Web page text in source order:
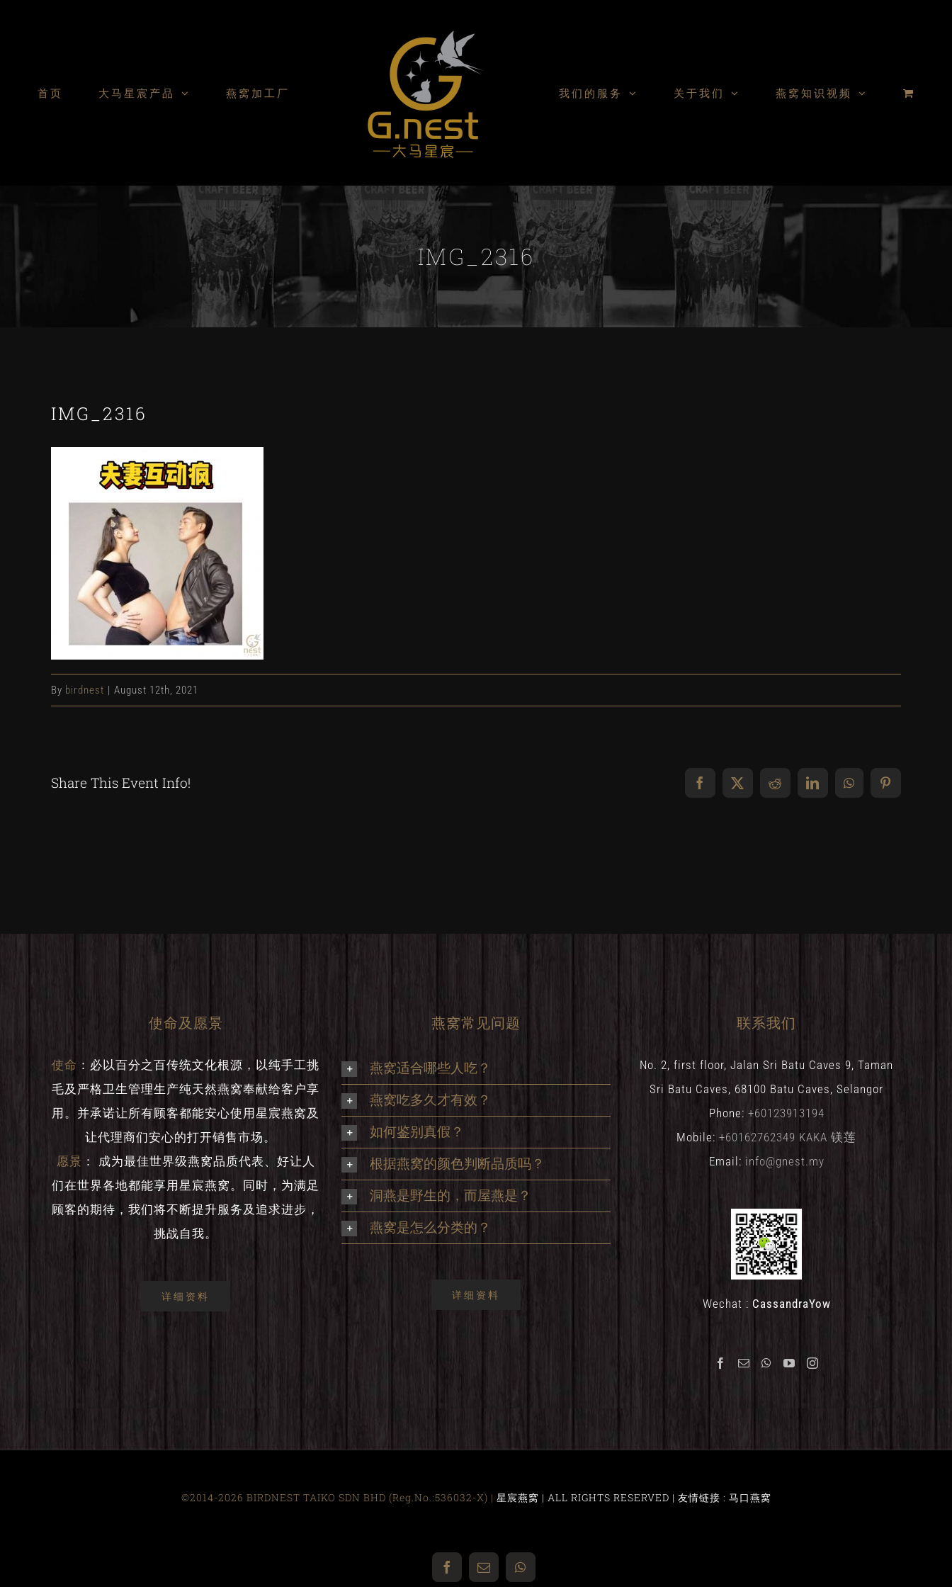
首页 大马星宸产品 燕窝加工厂 我们的服务 关于我们 燕窝知识视频
IMG_2316
IMG_2316
By birdnest | August 12th, 2021
Share This Event Info! Facebook
X RedditLinkedInWhatsAppPinterest
使命及愿景
使命 ： 必以百分之百传统文化根源，以纯手工挑
毛及严格卫生管理生产纯天然燕窝奉献给客户享
用。并承诺让所有顾客都能安心使用星宸燕窝及
让代理商们安心的打开销售市场。
愿景 ：
成为最佳世界级燕窝品质代表、好让人
们在世界各地都能享用星宸燕窝。同时，为满足
顾客的期待，我们将不断提升服务及追求进步，
挑战自我。
详细资料
燕窝常见问题
燕窝适合哪些人吃？
燕窝吃多久才有效？
如何鉴别真假？
根据燕窝的颜色判断品质吗？
洞燕是野生的，而屋燕是？
燕窝是怎么分类的？
详细资料
联系我们
No. 2, first floor, Jalan Sri Batu Caves 9, Taman
Sri Batu Caves, 68100 Batu Caves, Selangor
Phone: +60123913194
Mobile: +60162762349 KAKA 镁莲
Email: info@gnest.my
Wechat : CassandraYow
©2014-2026 BIRDNEST TAIKO SDN BHD (Reg.No.:536032-X) | 星宸燕窝 | ALL RIGHTS RESERVED | 友情链接 : 马口燕窝
FacebookEmail WhatsApp